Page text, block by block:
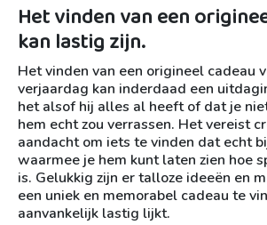
Het vinden van een
kan lastig zijn.
Het vinden van een origineel cadeau
verjaardag kan inderdaad een
het alsof hij alles al heeft of dat je
hem echt zou verrassen. Het vereist
aandacht om iets te vinden dat echt
waarmee je hem kunt laten zien hoe
is. Gelukkig zijn er talloze ideeën en
een uniek en memorabel cadeau te
aanvankelijk lastig lijkt.